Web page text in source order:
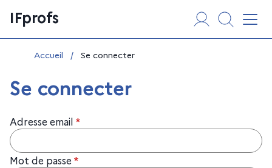
au
contenu
IFprofs
Vous êtes ici :
Accueil / Se connecter
Se connecter
Adresse email *
Mot de passe *